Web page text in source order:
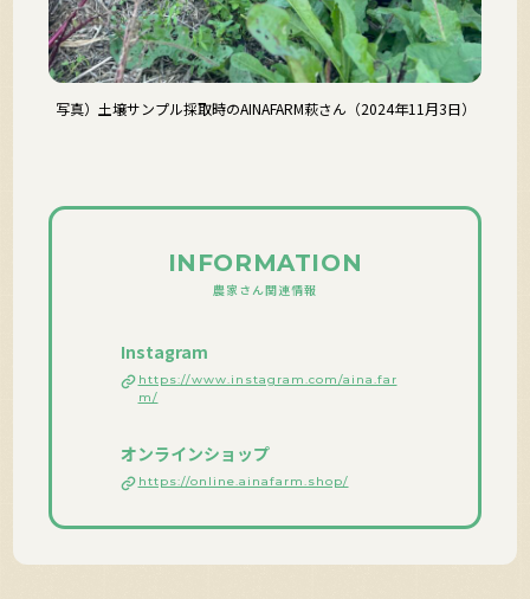
写真）土壌サンプル採取時のAINAFARM萩さん（2024年11月3日）
INFORMATION
農家さん関連情報
Instagram
https://www.instagram.com/aina.far
m/
オンラインショップ
https://online.ainafarm.shop/